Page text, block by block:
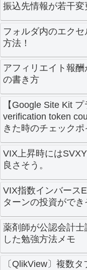
振込先情報が若干変
フォルダ内のエク
方法！
アフィリエイト報
の書き方
【Google Site Kit
verification token
きた時のチェックポ
VIX上昇時には
良さそう。
VIX指数インバース
ターンの投資がで
薬剤師が公認会計
した勉強方法メモ
〔QlikView〕複数